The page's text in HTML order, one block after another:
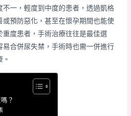
一，輕度到中度的患者，透過凱格
預防惡化，甚至在懷孕期間也能使
度患者，手術治療往往是最佳選
合併尿失禁，手術時也需一併進行
？